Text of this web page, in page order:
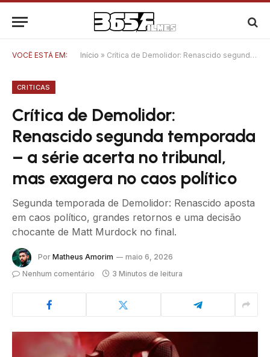
VOCÊ ESTÁ EM: Início » Crítica de Demolidor: Renascido segunda temporada – a série acerta no tribunal, mas exagera no caos político
CRITICAS
Crítica de Demolidor:
Renascido segunda temporada
– a série acerta no tribunal,
mas exagera no caos político
Segunda temporada de Demolidor: Renascido aposta
em caos político, grandes retornos e uma decisão
chocante de Matt Murdock no final.
Por Matheus Amorim
maio 6, 2026
Nenhum comentário
3 Minutos de leitura